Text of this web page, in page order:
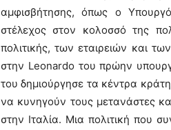
αμφισβήτησης, όπως ο
στέλεχος στον κολοσσό της
πολιτικής, των εταιρειών και
στην Leonardo του πρώην
του δημιούργησε τα κέντρα
να κυνηγούν τους μετανάστες
στην Ιταλία. Μια πολιτική που